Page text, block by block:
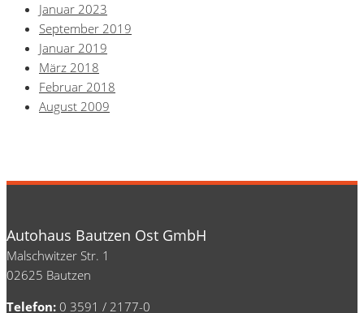
Januar 2023
September 2019
Januar 2019
März 2018
Februar 2018
August 2009
Autohaus Bautzen Ost GmbH
Malschwitzer Str. 1
02625 Bautzen
Telefon: 0 3591 / 2177-0